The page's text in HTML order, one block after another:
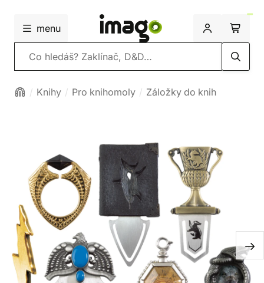
menu
Vyhledávání
Knihy Pro knihomoly Záložky do knih